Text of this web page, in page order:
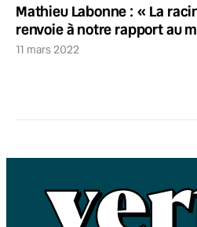
Mathieu Labonne : « La
renvoie à notre rapport au
11 mars 2022